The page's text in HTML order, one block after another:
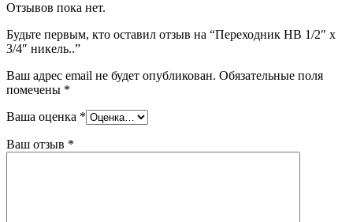
Отзывов пока нет.
Будьте первым, кто оставил отзыв на “Переходник НВ 1/2″ x
3/4″ никель..”
Ваш адрес email не будет опубликован. Обязательные поля
помечены *
Ваша оценка *
Ваш отзыв *